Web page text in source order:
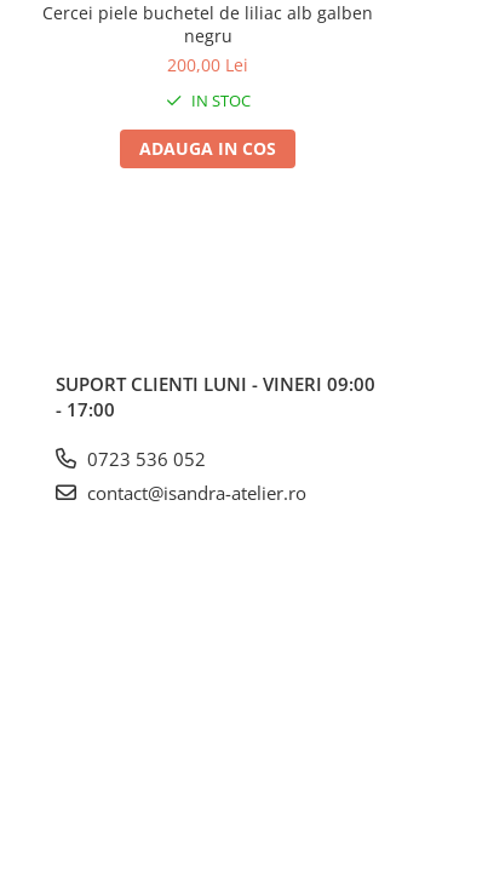
Cercei piele buchetel de liliac alb galben
negru
200,00 Lei
IN STOC
ADAUGA IN COS
SUPORT CLIENTI LUNI - VINERI 09:00
- 17:00
0723 536 052
contact@isandra-atelier.ro